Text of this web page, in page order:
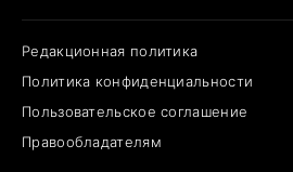
Редакционная политика
Политика конфиденциальности
Пользовательское соглашение
Правообладателям